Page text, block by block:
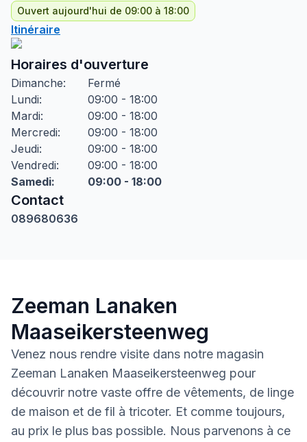
Ouvert aujourd'hui de 09:00 à 18:00
Itinéraire
Horaires d'ouverture
Dimanche:
Fermé
Lundi:
09:00 - 18:00
Mardi:
09:00 - 18:00
Mercredi:
09:00 - 18:00
Jeudi:
09:00 - 18:00
Vendredi:
09:00 - 18:00
Samedi: 09:00 - 18:00
Contact
089680636
Zeeman Lanaken
Maaseikersteenweg
Venez nous rendre visite dans notre magasin
Zeeman Lanaken Maaseikersteenweg pour
découvrir notre vaste offre de vêtements, de linge
de maison et de fil à tricoter. Et comme toujours,
au prix le plus bas possible. Nous parvenons à ce